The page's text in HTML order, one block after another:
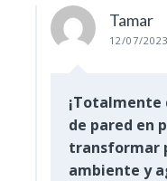
Tamar
12/07/
¡Totalmente
de pared en
transformar
ambiente y